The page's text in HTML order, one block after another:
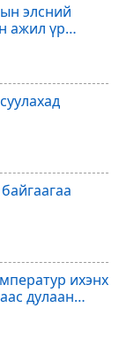
элсний
ажил үр
ихэнх
дулаан